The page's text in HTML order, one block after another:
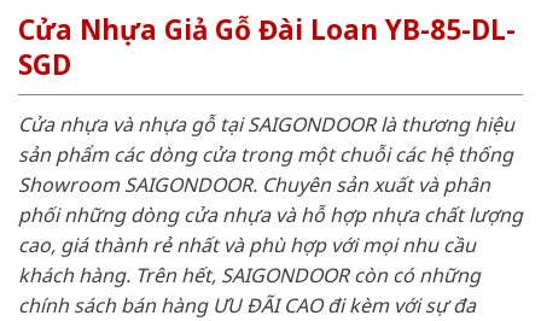
Cửa Nhựa Giả Gỗ Đài Loan YB-85-DL-
SGD
Cửa nhựa và nhựa gỗ tại SAIGONDOOR là thương hiệu
sản phẩm các dòng cửa trong một chuỗi các hệ thống
Showroom SAIGONDOOR. Chuyên sản xuất và phân
phối những dòng cửa nhựa và hỗ hợp nhựa chất lượng
cao, giá thành rẻ nhất và phù hợp với mọi nhu cầu
khách hàng. Trên hết, SAIGONDOOR còn có những
chính sách bán hàng ƯU ĐÃI CAO đi kèm với sự đa